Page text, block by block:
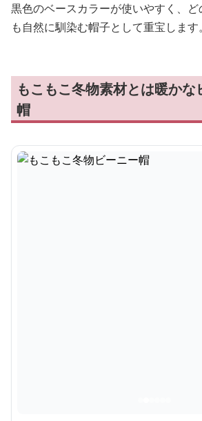
黒色のベースカラーが使いやすく、
も自然に馴染む帽子として重宝します。
もこもこ冬物素材とは暖かな
帽